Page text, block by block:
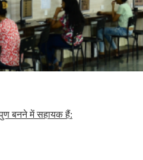
बनने में सहायक हैं: